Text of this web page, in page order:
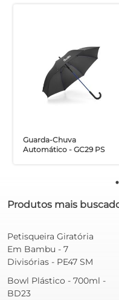
Guarda-Chuva
Automático - GC29 PS
Produtos mais
Petisqueira Giratória
Em Bambu - 7
Divisórias - PE47 SM
Bowl Plástico - 700ml -
BD23